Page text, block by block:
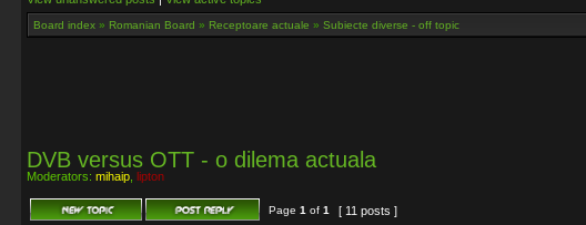
Board index » Romanian Board » Receptoare actuale » Subiecte diverse - off topic
DVB versus OTT - o dilema actuala
Moderators: mihaip lipton
Page 1 of 1 [ 11 posts ]